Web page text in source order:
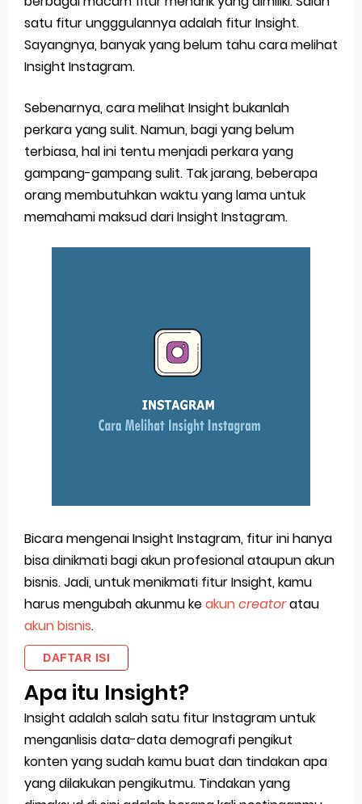
Pp Wa Couple Pasangan: Cara Terbaik Untuk Menjaga Hubungan
Cara Mengecek Windows Ori
Aplikasi Togel Android: Solusi Praktis Untuk Pecinta Togel
Siap Video Call, tapi Download Aplikasinya Dulu, Abangku
Friday, 7 August
satu fitur ungggulannya adalah fitur Insight.
Sayangnya, banyak yang belum tahu cara melihat
Insight Instagram.
Sebenarnya, cara melihat Insight bukanlah
perkara yang sulit. Namun, bagi yang belum
terbiasa, hal ini tentu menjadi perkara yang
gampang-gampang sulit. Tak jarang, beberapa
orang membutuhkan waktu yang lama untuk
memahami maksud dari Insight Instagram.
Bicara mengenai Insight Instagram, fitur ini hanya
bisa dinikmati bagi akun profesional ataupun akun
bisnis. Jadi, untuk menikmati fitur Insight, kamu
harus mengubah akunmu keakuncreatoratau
akun bisnis.
DAFTAR ISI
Apa itu Insight?
Insight adalah salah satu fitur Instagram untuk
menganlisis data-data demografi pengikut
konten yang sudah kamu buat dan tindakan apa
yang dilakukan pengikutmu. Tindakan yang